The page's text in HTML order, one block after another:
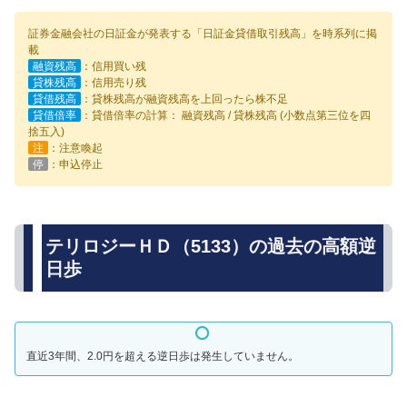
証券金融会社の日証金が発表する「日証金貸借取引残高」を時系列に掲
載
融資残高
：信用買い残
貸株残高
：信用売り残
貸借残高
：貸株残高が融資残高を上回ったら株不足
貸借倍率
：貸借倍率の計算： 融資残高 / 貸株残高 (小数点第三位を四
捨五入)
注
：注意喚起
停
：申込停止
テリロジーＨＤ（5133）の過去の高額逆
日歩
直近3年間、2.0円を超える逆日歩は発生していません。